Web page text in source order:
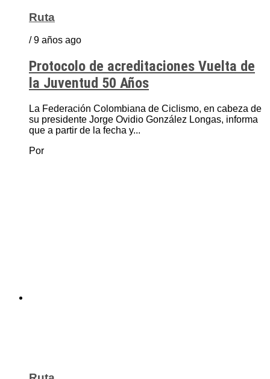
Ruta
/ 9 años ago
Protocolo de acreditaciones Vuelta de
la Juventud 50 Años
La Federación Colombiana de Ciclismo, en cabeza de
su presidente Jorge Ovidio González Longas, informa
que a partir de la fecha y...
Por